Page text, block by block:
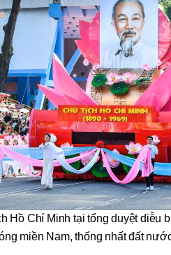
Hồ Chí Minh tại tổng duyệt diễu
miền Nam, thống nhất đất